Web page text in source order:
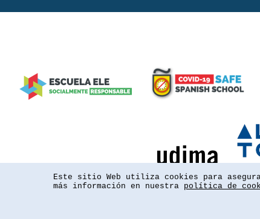
Este sitio Web utiliza cookies para
más información en nuestra política de